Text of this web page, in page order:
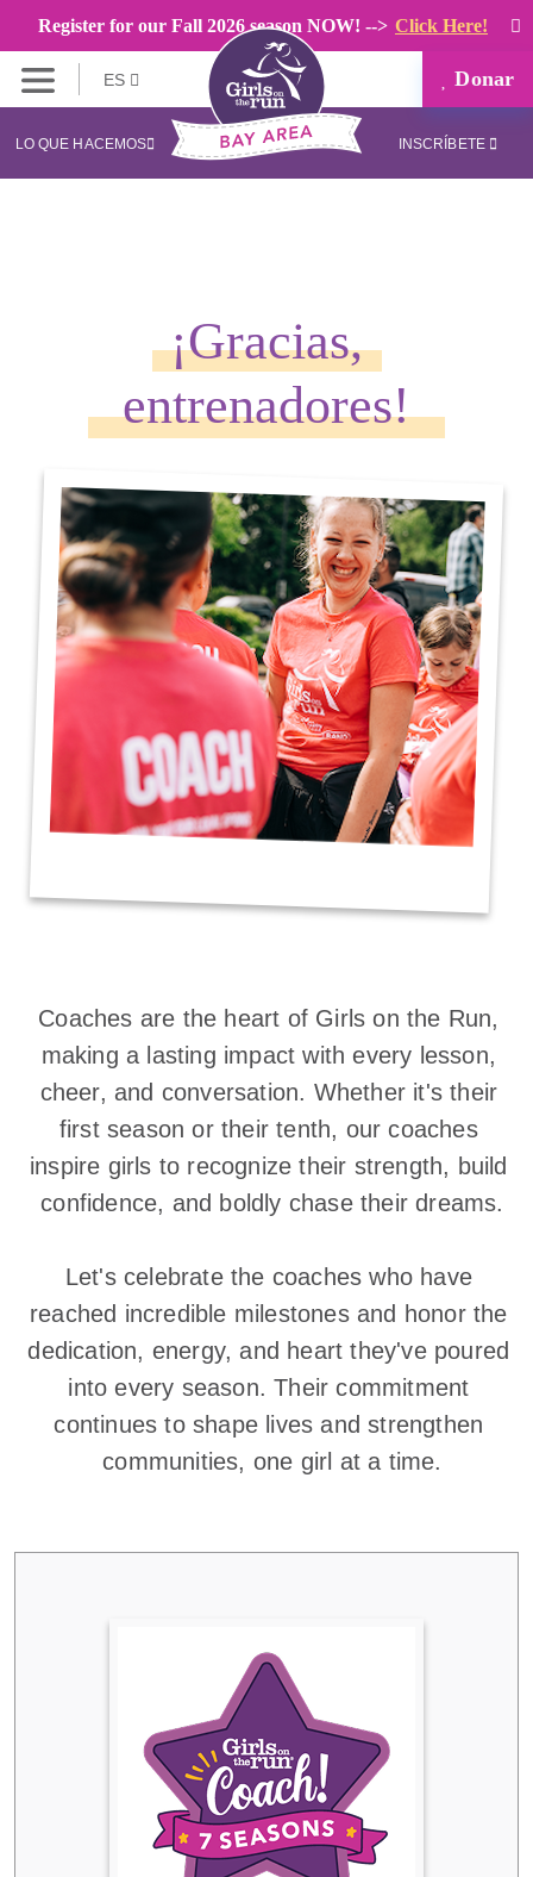
Register for our Fall 2026 season NOW! --> Click Here!
ES Donar
LO QUE HACEMOS INSCRÍBETE
Coaches are the heart of Girls on the Run,
making a lasting impact with every lesson,
cheer, and conversation. Whether it's their
first season or their tenth, our coaches
inspire girls to recognize their strength, build
confidence, and boldly chase their dreams.
Let's celebrate the coaches who have
reached incredible milestones and honor the
dedication, energy, and heart they've poured
into every season. Their commitment
continues to shape lives and strengthen
¡Gracias,
entrenadores!